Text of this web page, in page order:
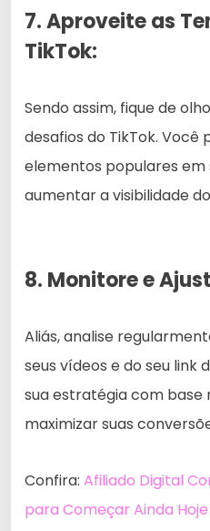
7. Aproveite as
TikTok:
Sendo assim, fique de
desafios do TikTok.
elementos populares em
aumentar a visibilidade
8. Monitore e
Aliás, analise
seus vídeos e do seu link
sua estratégia com base
maximizar suas
Confira: Afiliado Digital
para Começar Ainda Hoje